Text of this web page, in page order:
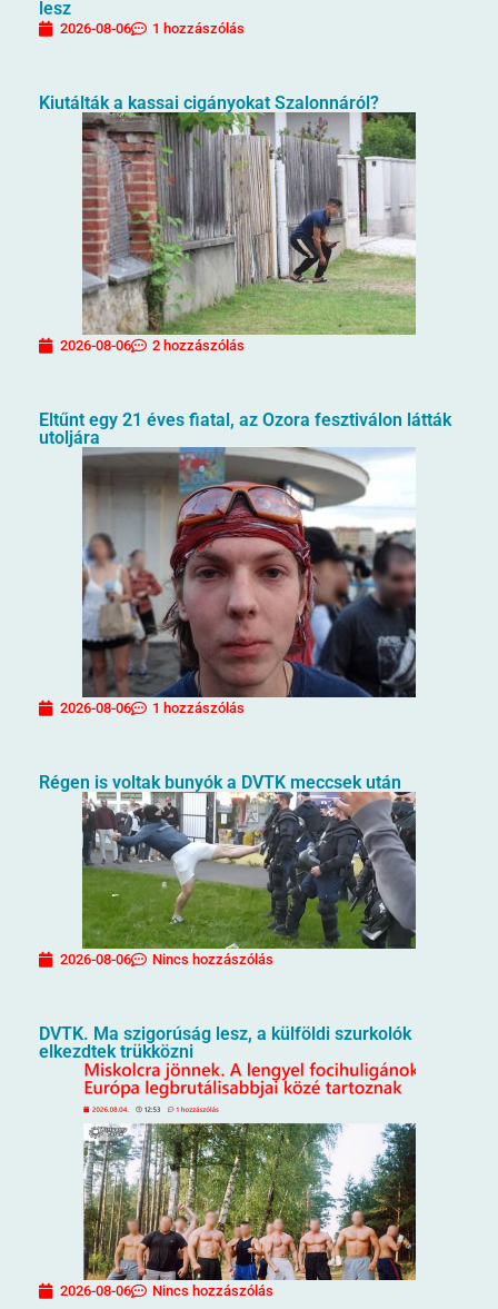
lesz
2026-08-06 1 hozzászólás
Kiutálták a kassai cigányokat Szalonnáról?
2026-08-06 2 hozzászólás
Eltűnt egy 21 éves fiatal, az Ozora fesztiválon látták
utoljára
2026-08-06 1 hozzászólás
Régen is voltak bunyók a DVTK meccsek után
2026-08-06 Nincs hozzászólás
DVTK. Ma szigorúság lesz, a külföldi szurkolók
elkezdtek trükközni
2026-08-06 Nincs hozzászólás